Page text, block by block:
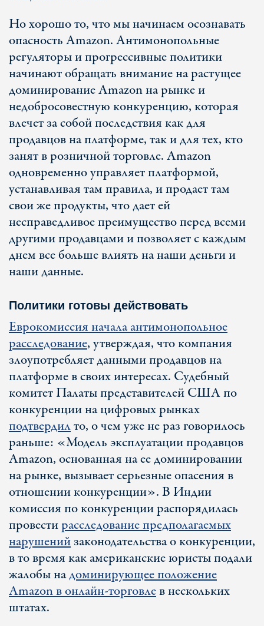
Но хорошо то, что мы начинаем осознавать
опасность Amazon. Антимонопольные
регуляторы и прогрессивные политики
начинают обращать внимание на растущее
доминирование Amazon на рынке и
недобросовестную конкуренцию, которая
влечет за собой последствия как для
продавцов на платформе, так и для тех, кто
занят в розничной торговле. Amazon
одновременно управляет платформой,
устанавливая там правила, и продает там
свои же продукты, что дает ей
несправедливое преимущество перед всеми
другими продавцами и позволяет с каждым
днем все больше влиять на наши деньги и
наши данные.
Политики готовы действовать
Еврокомиссия начала антимонопольное
расследование, утверждая, что компания
злоупотребляет данными продавцов на
платформе в своих интересах. Судебный
комитет Палаты представителей США по
конкуренции на цифровых рынках
подтвердилто, о чем уже не раз говорилось
раньше: «Модель эксплуатации продавцов
Amazon, основанная на ее доминировании
на рынке, вызывает серьезные опасения в
отношении конкуренции». В Индии
комиссия по конкуренции распорядилась
провестирасследование предполагаемых
нарушенийзаконодательства о конкуренции,
в то время как американские юристы подали
жалобы надоминирующее положение
Amazon в онлайн-торговлев нескольких
штатах.